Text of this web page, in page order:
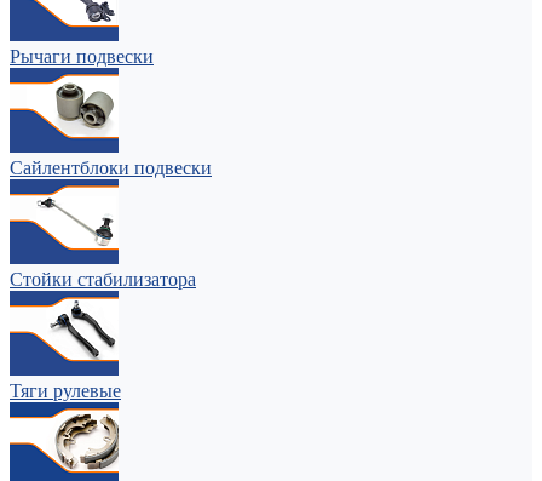
Рычаги подвески
Сайлентблоки подвески
Стойки стабилизатора
Тяги рулевые